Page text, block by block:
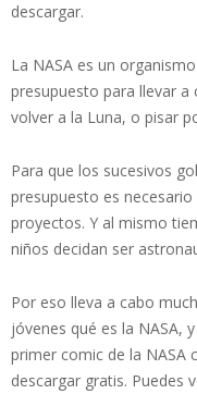
descargar.
La NASA es un
presupuesto para llevar
volver a la Luna, o pisar
Para que los sucesivos
presupuesto es
proyectos. Y al mismo
niños decidan ser
Por eso lleva a cabo
jóvenes qué es la NASA,
primer comic de la NASA
descargar gratis. Puedes